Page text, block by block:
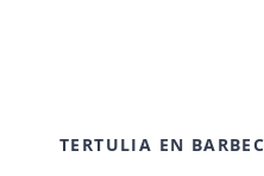
TERTULIA EN